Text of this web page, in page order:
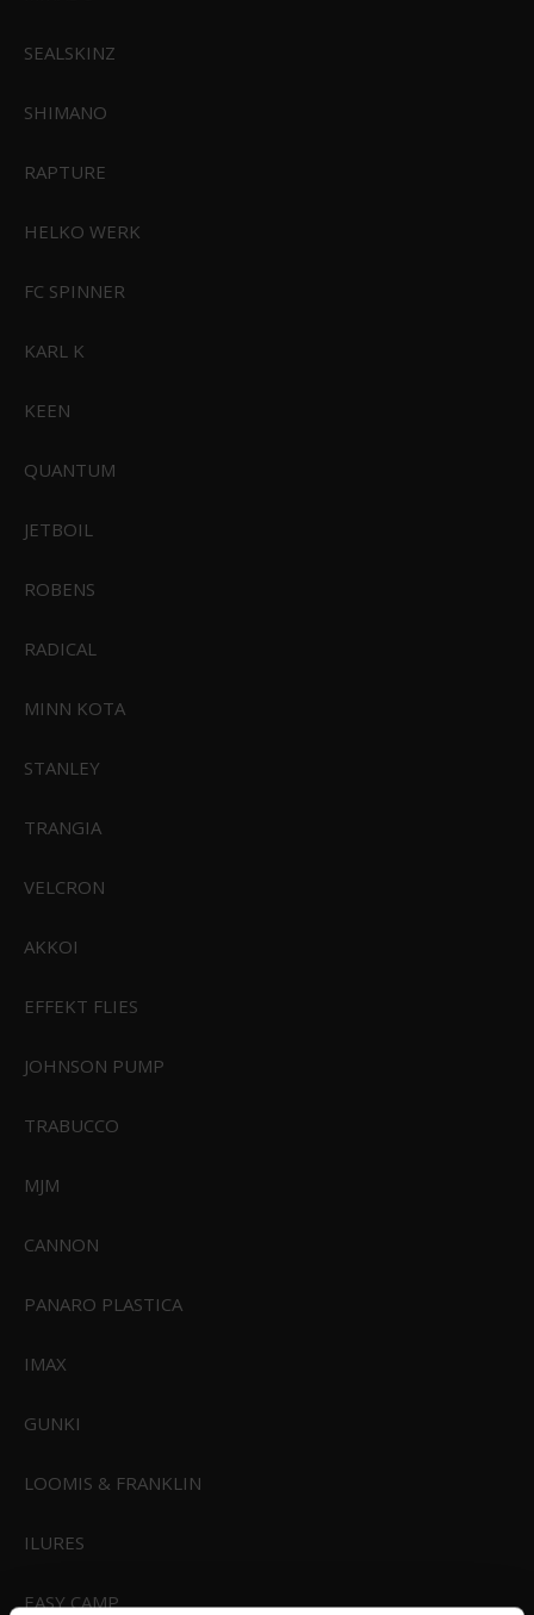
con-sp61m
844,95 DKK
con-sp41m
SEALSKINZ
SHIMANO
RAPTURE
HELKO WERK
FC SPINNER
KARL K
KEEN
QUANTUM
JETBOIL
ROBENS
RADICAL
MINN KOTA
STANLEY
TRANGIA
VELCRON
AKKOI
EFFEKT FLIES
JOHNSON PUMP
TRABUCCO
MJM
CANNON
PANARO PLASTICA
IMAX
GUNKI
LOOMIS & FRANKLIN
ILURES
EASY CAMP